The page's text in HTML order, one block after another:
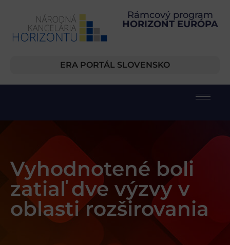
Rámcový program
HORIZONT EURÓPA
ERA PORTÁL SLOVENSKO
Vyhodnotené boli
zatiaľ dve výzvy v
oblasti rozširovania